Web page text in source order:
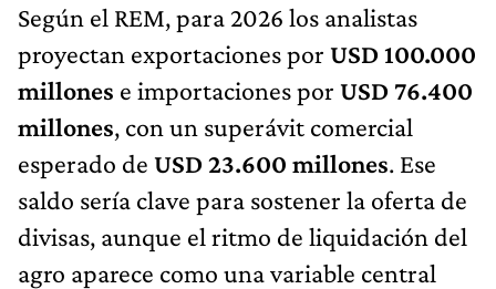
Según el REM, para 2026 los analistas
proyectan exportaciones por USD 100.000
millones e importaciones por USD 76.400
millones, con un superávit comercial
esperado de USD 23.600 millones. Ese
saldo sería clave para sostener la oferta de
divisas, aunque el ritmo de liquidación del
agro aparece como una variable central